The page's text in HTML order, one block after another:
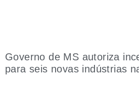
Governo de MS autoriza
para seis novas indústrias